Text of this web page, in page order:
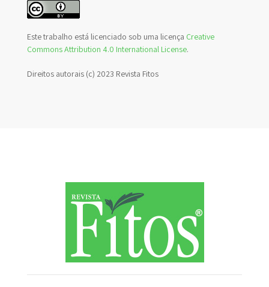
Este trabalho está licenciado sob uma licença Creative
Commons Attribution 4.0 International License.
Direitos autorais (c) 2023 Revista Fitos